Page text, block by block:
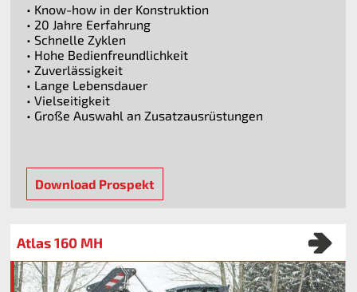
• Know-how in der Konstruktion
• 20 Jahre Eerfahrung
• Schnelle Zyklen
• Hohe Bedienfreundlichkeit
• Zuverlässigkeit
• Lange Lebensdauer
• Vielseitigkeit
• Große Auswahl an Zusatzausrüstungen
Download Prospekt
Atlas 160 MH